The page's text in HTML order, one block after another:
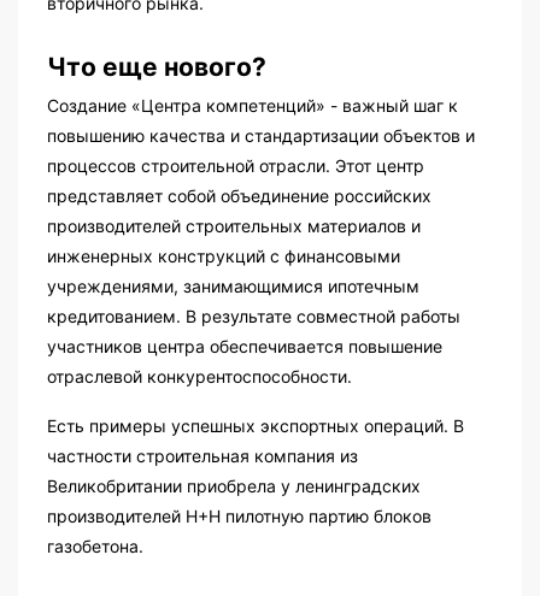
Что еще нового?
Создание «Центра компетенций» - важный шаг к
повышению качества и стандартизации объектов и
процессов строительной отрасли. Этот центр
представляет собой объединение российских
производителей строительных материалов и
инженерных конструкций с финансовыми
учреждениями, занимающимися ипотечным
кредитованием. В результате совместной работы
участников центра обеспечивается повышение
отраслевой конкурентоспособности.
Есть примеры успешных экспортных операций. В
частности строительная компания из
Великобритании приобрела у ленинградских
производителей Н+Н пилотную партию блоков
газобетона.